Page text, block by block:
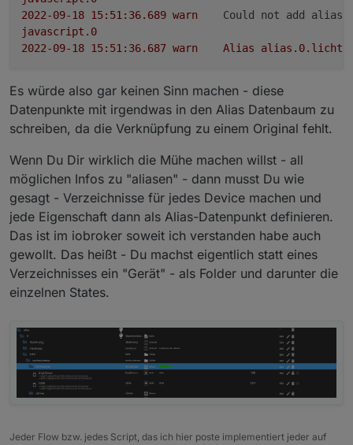
warn
Could not add alias
javascript.0
warn Alias
Es würde also gar keinen Sinn machen - diese
Datenpunkte mit irgendwas in den Alias Datenbaum zu
schreiben, da die Verknüpfung zu einem Original fehlt.
Wenn Du Dir wirklich die Mühe machen willst - all
möglichen Infos zu "aliasen" - dann musst Du wie
gesagt - Verzeichnisse für jedes Device machen und
jede Eigenschaft dann als Alias-Datenpunkt definieren.
Das ist im iobroker soweit ich verstanden habe auch
gewollt. Das heißt - Du machst eigentlich statt eines
Verzeichnisses ein "Gerät" - als Folder und darunter die
einzelnen States.
Jeder Flow bzw. jedes Script, das ich hier poste implementiert jeder auf